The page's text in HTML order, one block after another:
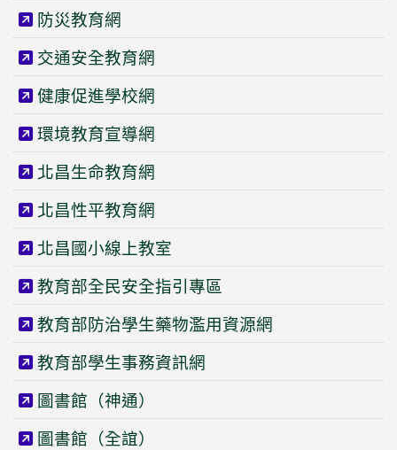
防災教育網
交通安全教育網
健康促進學校網
環境教育宣導網
北昌生命教育網
北昌性平教育網
北昌國小線上教室
教育部全民安全指引專區
教育部防治學生藥物濫用資源網
教育部學生事務資訊網
圖書館（神通）
圖書館（全誼）